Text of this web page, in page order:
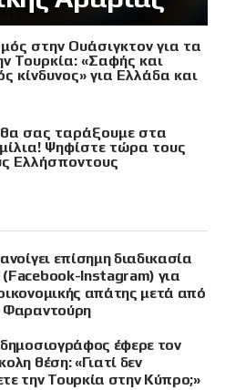
στην Ουάσιγκτον για τα
Τουρκία: «Σαφής και
κίνδυνος» για Ελλάδα και
σας ταράξουμε στα
Ψηφίστε τώρα τους
Ελλήσποντους
επίσημη διαδικασία
Instagram) για
απάτης μετά από
Φαραντούρη
δημοσιογράφος έφερε τον
θέση: «Γιατί δεν
την Τουρκία στην Κύπρο;»